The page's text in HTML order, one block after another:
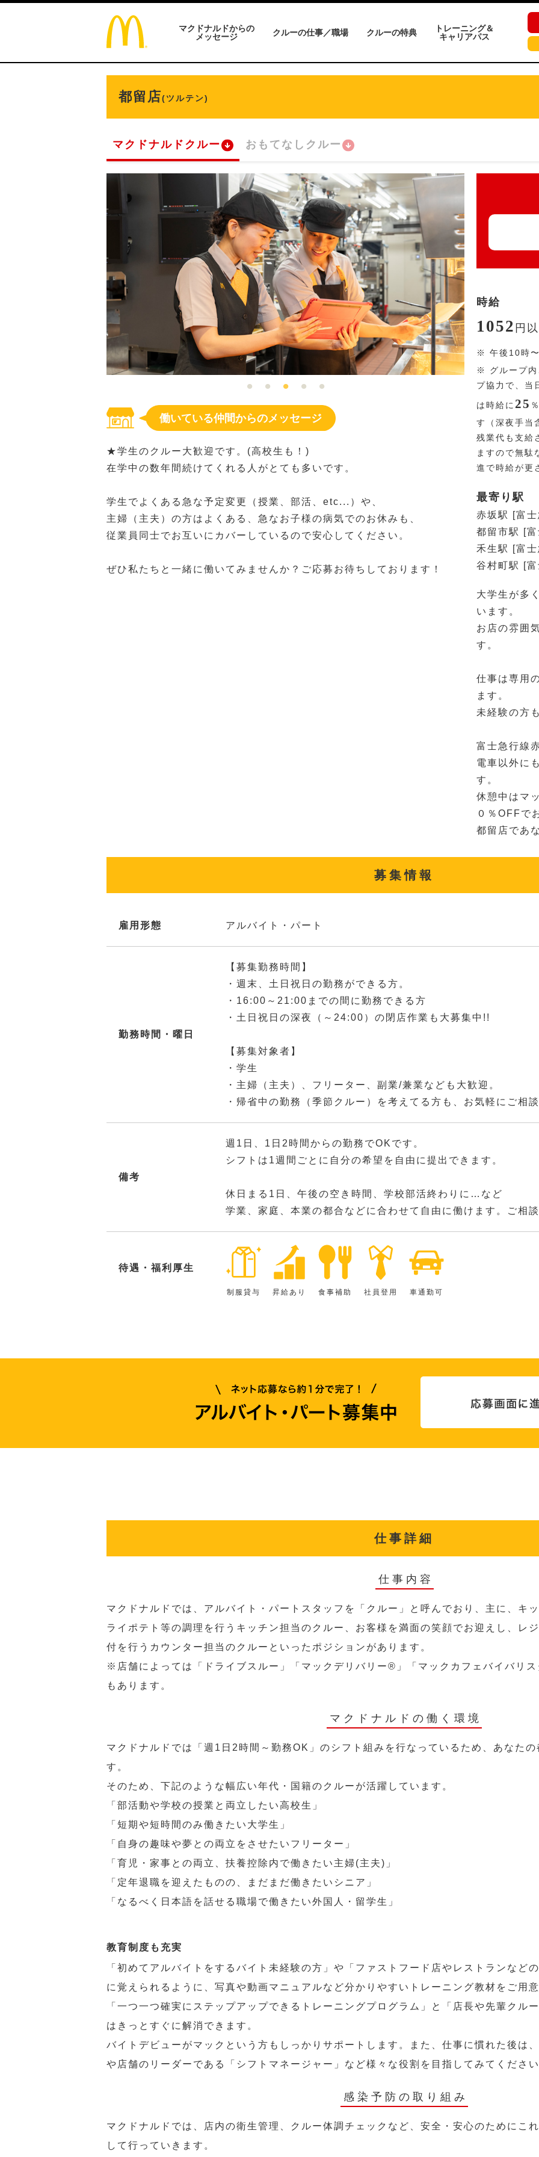
マクドナルドからの
メッセージ
クルーの仕事／職場 クルーの特典
トレーニング＆
キャリアパス
都留店(ツルテン)
マクドナルドクルー おもてなしクルー
働いている仲間からのメッセージ
★学生のクルー大歓迎です。(高校生も！)
在学中の数年間続けてくれる人がとても多いです。
学生でよくある急な予定変更（授業、部活、etc...）や、
主婦（主夫）の方はよくある、急なお子様の病気でのお休みも、
従業員同士でお互いにカバーしているので安心してください。
ぜひ私たちと一緒に働いてみませんか？ご応募お待ちしております！
時給
1052 円
※ 午後10時
※ グループ
プ協力で、当
は時給に 25 ％
す（深夜手当
残業代も支給
ますので無駄
進で時給が更
最寄り駅
赤坂駅 [富士
都留市駅 [富
禾生駅 [富士
谷村町駅 [富
大学生が多
います。
お店の雰囲
す。
仕事は専用
ます。
未経験の方
富士急行線
電車以外に
す。
休憩中はマ
０％OFFで
都留店であ
募集情報
雇用形態 アルバイト・パート
勤務時間・曜日
【募集勤務時間】
・週末、土日祝日の勤務ができる方。
・16:00～21:00までの間に勤務できる方
・土日祝日の深夜（～24:00）の閉店作業も大募集中!!
【募集対象者】
・学生
・主婦（主夫）、フリーター、副業/兼業なども大歓迎。
・帰省中の勤務（季節クルー）を考えてる方も、お気軽にご相談
備考
週1日、1日2時間からの勤務でOKです。
シフトは1週間ごとに自分の希望を自由に提出できます。
休日まる1日、午後の空き時間、学校部活終わりに…など
学業、家庭、本業の都合などに合わせて自由に働けます。ご相談
待遇・福利厚生
制服貸与 昇給あり 食事補助 社員登用 車通勤可
仕事詳細
仕事内容
マクドナルドでは、アルバイト・パートスタッフを「クルー」と呼んでおり、主に、キ
ライポテト等の調理を行うキッチン担当のクルー、お客様を満面の笑顔でお迎えし、レ
付を行うカウンター担当のクルーといったポジションがあります。
※店舗によっては「ドライブスルー」「マックデリバリー®︎」「マックカフェバイバリ
もあります。
マクドナルドの働く環境
マクドナルドでは「週1日2時間～勤務OK」のシフト組みを行なっているため、あなた
す。
そのため、下記のような幅広い年代・国籍のクルーが活躍しています。
「部活動や学校の授業と両立したい高校生」
「短期や短時間のみ働きたい大学生」
「自身の趣味や夢との両立をさせたいフリーター」
「育児・家事との両立、扶養控除内で働きたい主婦(主夫)」
「定年退職を迎えたものの、まだまだ働きたいシニア」
「なるべく日本語を話せる職場で働きたい外国人・留学生」
教育制度も充実
「初めてアルバイトをするバイト未経験の方」や「ファストフード店やレストランなど
に覚えられるように、写真や動画マニュアルなど分かりやすいトレーニング教材をご用
「一つ一つ確実にステップアップできるトレーニングプログラム」と「店長や先輩クル
はきっとすぐに解消できます。
バイトデビューがマックという方もしっかりサポートします。また、仕事に慣れた後は
や店舗のリーダーである「シフトマネージャー」など様々な役割を目指してみてください
感染予防の取り組み
マクドナルドでは、店内の衛生管理、クルー体調チェックなど、安全・安心のためにこ
して行っていきます。